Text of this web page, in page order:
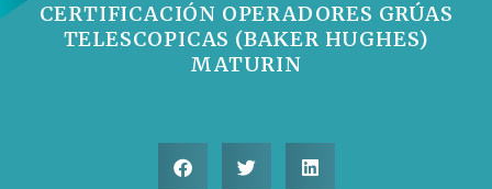
CERTIFICACIÓN OPERADORES GRÚAS
TELESCOPICAS (BAKER HUGHES)
MATURIN